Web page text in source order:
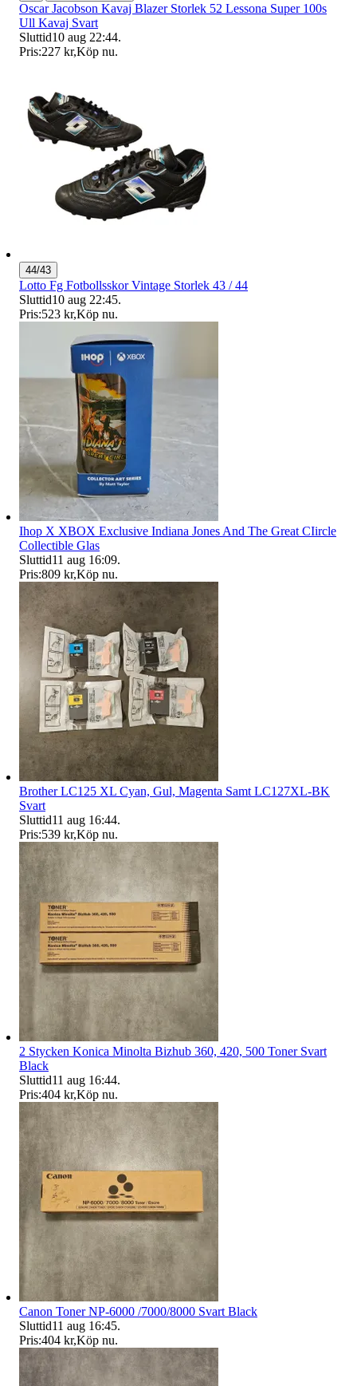
Oscar Jacobson Kavaj Blazer Storlek 52 Lessona Super 100s
Ull Kavaj Svart
Sluttid10 aug 22:44.
Pris:227 kr,Köp nu.
44/43
Lotto Fg Fotbollsskor Vintage Storlek 43 / 44
Sluttid10 aug 22:45.
Pris:523 kr,Köp nu.
Ihop X XBOX Exclusive Indiana Jones And The Great CIircle
Collectible Glas
Sluttid11 aug 16:09.
Pris:809 kr,Köp nu.
Brother LC125 XL Cyan, Gul, Magenta Samt LC127XL-BK
Svart
Sluttid11 aug 16:44.
Pris:539 kr,Köp nu.
2 Stycken Konica Minolta Bizhub 360, 420, 500 Toner Svart
Black
Sluttid11 aug 16:44.
Pris:404 kr,Köp nu.
Canon Toner NP-6000 /7000/8000 Svart Black
Sluttid11 aug 16:45.
Pris:404 kr,Köp nu.